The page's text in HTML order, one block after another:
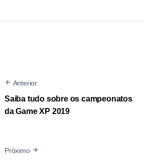
Anterior
Saiba tudo sobre os campeonatos
da Game XP 2019
Próximo